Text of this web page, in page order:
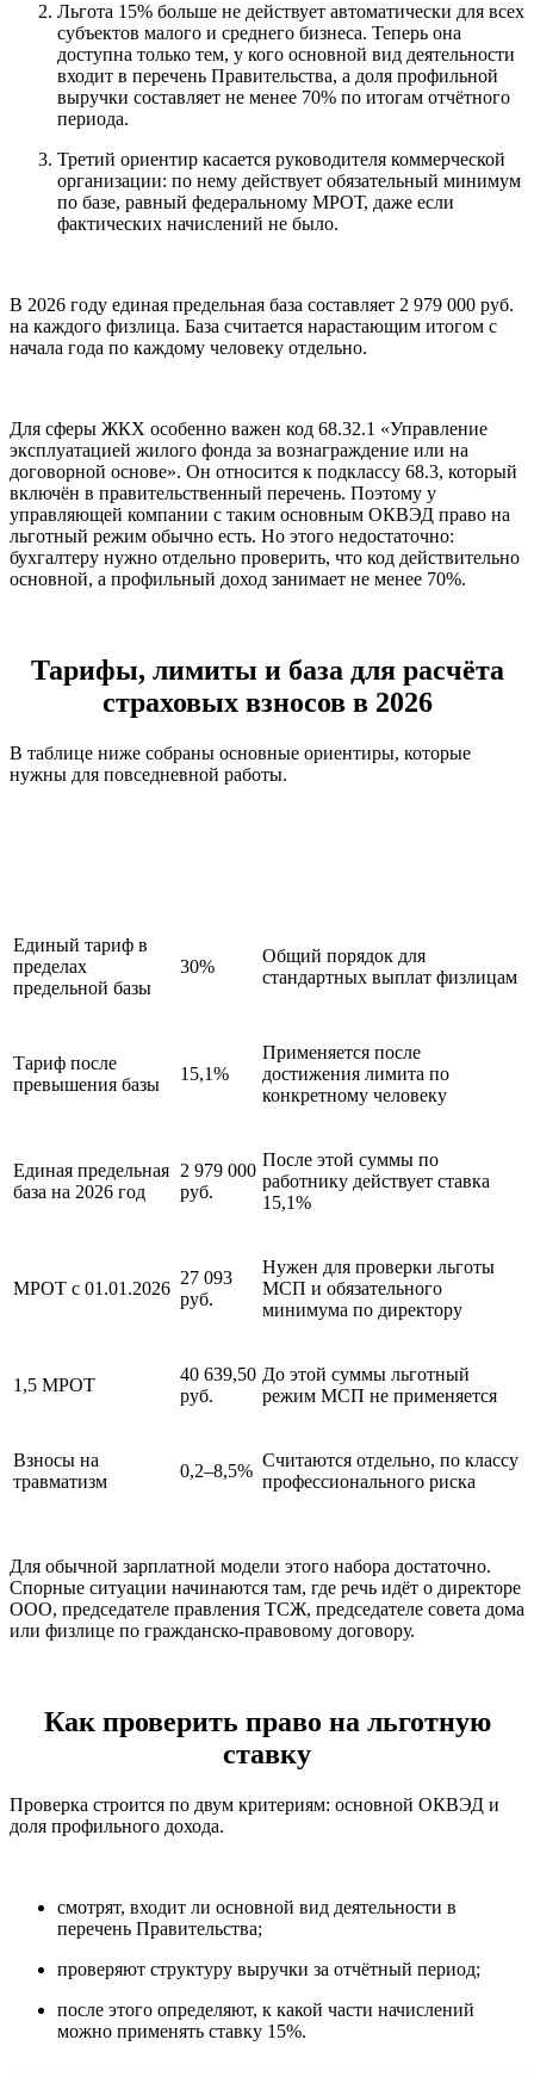
Льгота 15% больше не действует автоматически для всех
субъектов малого и среднего бизнеса. Теперь она
доступна только тем, у кого основной вид деятельности
входит в перечень Правительства, а доля профильной
выручки составляет не менее 70% по итогам отчётного
периода.
Третий ориентир касается руководителя коммерческой
организации: по нему действует обязательный минимум
по базе, равный федеральному МРОТ, даже если
фактических начислений не было.
В 2026 году единая предельная база составляет 2 979 000 руб.
на каждого физлица. База считается нарастающим итогом с
начала года по каждому человеку отдельно.
Для сферы ЖКХ особенно важен код 68.32.1 «Управление
эксплуатацией жилого фонда за вознаграждение или на
договорной основе». Он относится к подклассу 68.3, который
включён в правительственный перечень. Поэтому у
управляющей компании с таким основным ОКВЭД право на
льготный режим обычно есть. Но этого недостаточно:
бухгалтеру нужно отдельно проверить, что код действительно
основной, а профильный доход занимает не менее 70%.
Тарифы, лимиты и база для расчёта
страховых взносов в 2026
В таблице ниже собраны основные ориентиры, которые
нужны для повседневной работы.
Единый тариф в
пределах
предельной базы
30%
Общий порядок для
стандартных выплат физлицам
Тариф после
превышения базы
15,1%
Применяется после
достижения лимита по
конкретному человеку
Единая предельная
база на 2026 год
2 979 000
руб.
После этой суммы по
работнику действует ставка
15,1%
МРОТ с 01.01.2026
27 093
руб.
Нужен для проверки льготы
МСП и обязательного
минимума по директору
1,5 МРОТ
40 639,50
руб.
До этой суммы льготный
режим МСП не применяется
Взносы на
травматизм
0,2–8,5%
Считаются отдельно, по классу
профессионального риска
Для обычной зарплатной модели этого набора достаточно.
Спорные ситуации начинаются там, где речь идёт о директоре
ООО, председателе правления ТСЖ, председателе совета дома
или физлице по гражданско-правовому договору.
Как проверить право на льготную
ставку
Проверка строится по двум критериям: основной ОКВЭД и
доля профильного дохода.
смотрят, входит ли основной вид деятельности в
перечень Правительства;
проверяют структуру выручки за отчётный период;
после этого определяют, к какой части начислений
можно применять ставку 15%.